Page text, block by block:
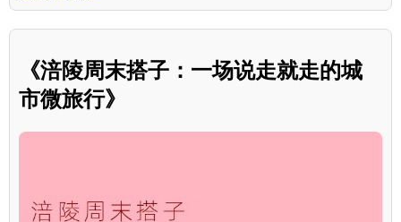
《涪陵周末搭子：一场说走就走的城
市微旅行》